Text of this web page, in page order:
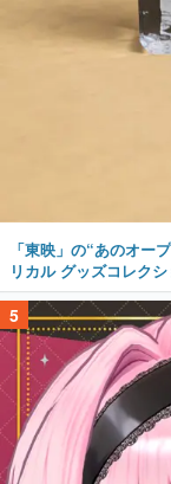
「東映」の“あのオー
リカル グッズコレク
5